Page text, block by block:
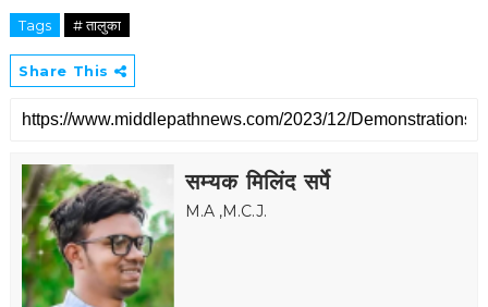
Tags # तालुका
Share This
सम्यक मिलिंद सर्पे
M.A ,M.C.J.